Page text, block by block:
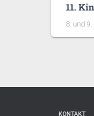
11.
8. und
KONTAKT